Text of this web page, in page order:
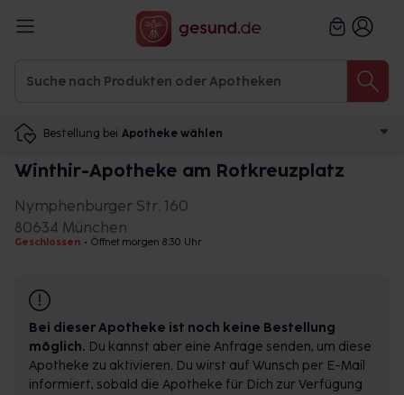
Bestellung bei Apotheke wählen
Winthir-Apotheke am Rotkreuzplatz
Nymphenburger Str. 160
80634 München
Geschlossen • Öffnet morgen 8:30 Uhr
Bei dieser Apotheke ist noch keine Bestellung
möglich. Du kannst aber eine Anfrage senden, um diese
Apotheke zu aktivieren. Du wirst auf Wunsch per E-Mail
informiert, sobald die Apotheke für Dich zur Verfügung